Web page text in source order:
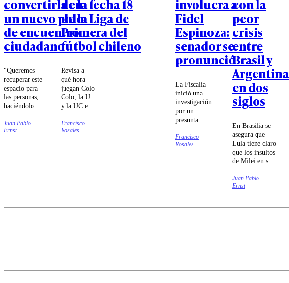
convertirla en
un nuevo polo
de encuentro
ciudadano
"Queremos
recuperar este
espacio para
las personas,
haciéndolo
más verde y
más amable",
Juan Pablo
Ernst
de la fecha 18
de la Liga de
Primera del
fútbol chileno
Revisa a
qué hora
juegan Colo
Colo, la U
y la UC en
una nueva
fecha de la
Francisco
Rosales
involucra a
Fidel
Espinoza:
senador se
pronunció
La Fiscalía
inició una
investigación
por un
presunta
intrafamiliar.
Espinoza
Francisco
Rosales
con la
peor
crisis
entre
Brasil y
Argentina
en dos
siglos
En Brasilia se
asegura que
Lula tiene claro
que los insultos
de Milei en su
responden a su
intento de
presidente
Juan Pablo
Ernst